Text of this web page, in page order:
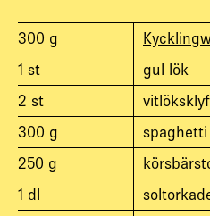
300 g
1 st
gul lök
2 st
300 g
spaghetti
250 g
1 dl